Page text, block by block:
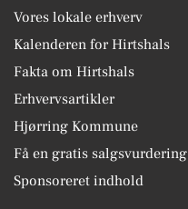
Vores lokale erhverv
Kalenderen for Hirtshals
Fakta om Hirtshals
Erhvervsartikler
Hjørring Kommune
Få en gratis salgsvurdering
Sponsoreret indhold